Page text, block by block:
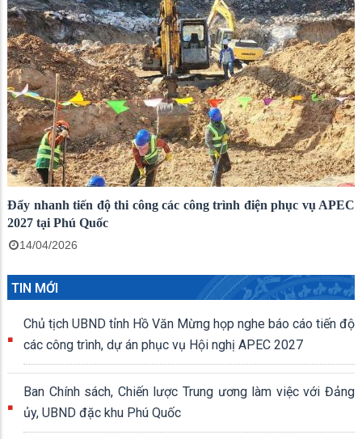
Đẩy nhanh tiến độ thi công các công trình điện phục vụ APEC
2027 tại Phú Quốc
14/04/2026
TIN MỚI
Chủ tịch UBND tỉnh Hồ Văn Mừng họp nghe báo cáo tiến độ
các công trình, dự án phục vụ Hội nghị APEC 2027
Ban Chính sách, Chiến lược Trung ương làm việc với Đảng
ủy, UBND đặc khu Phú Quốc